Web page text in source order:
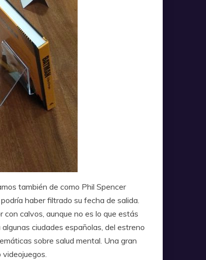
también de como Phil Spencer
haber filtrado su fecha de salida.
calvos, aunque no es lo que estás
ciudades españolas, del estreno
sobre salud mental. Una gran